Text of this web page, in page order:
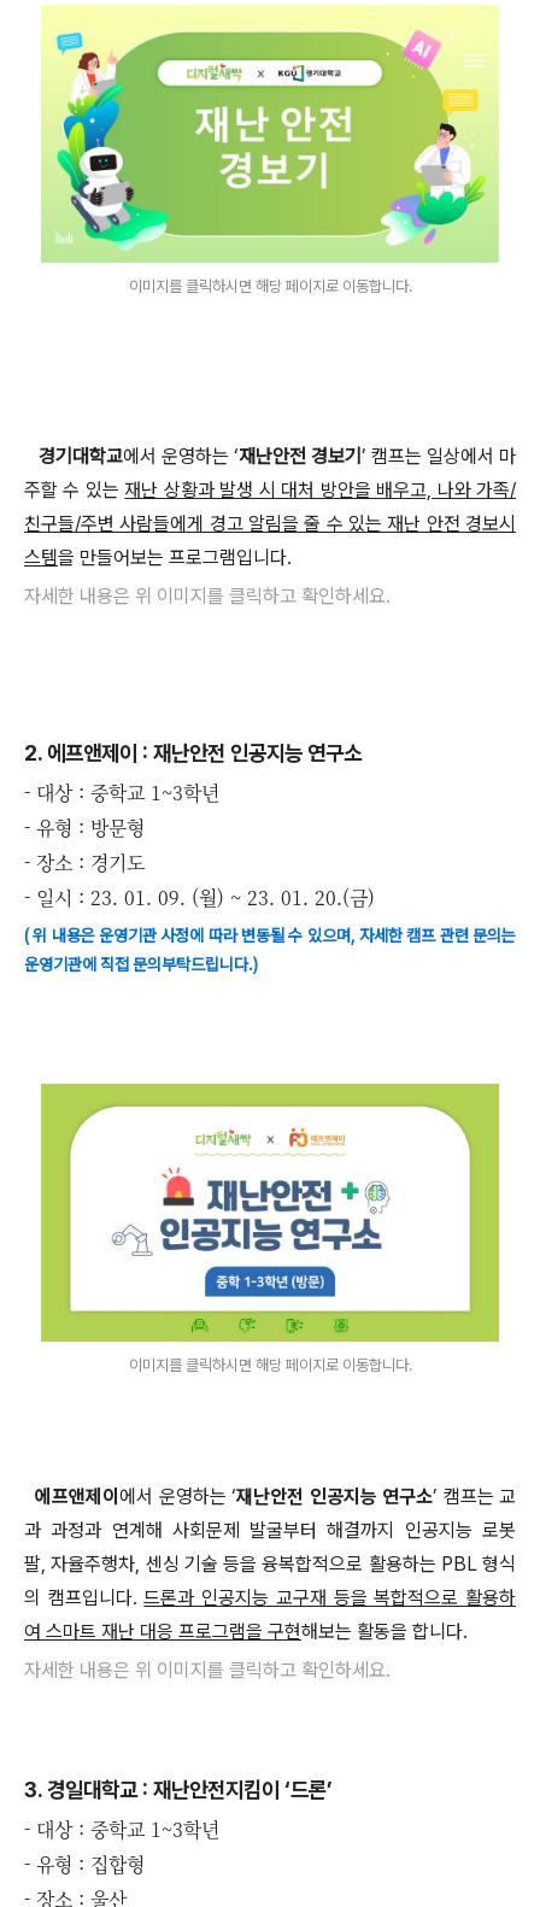
이미지를 클릭하시면 해당 페이지로 이동합니다.
경기대학교에서 운영하는 ‘재난안전 경보기 ’ 캠프는 일상에서 마
주할 수 있는 재난 상황과 발생 시 대처 방안을 배우고, 나와 가족/
친구들/주변 사람들에게 경고 알림을 줄 수 있는 재난 안전 경보시
스템을 만들어보는 프로그램입니다.
자세한 내용은 위 이미지를 클릭하고 확인하세요.
2. 에프앤제이 : 재난안전 인공지능 연구소
- 대상 : 중학교 1~3학년
- 유형 : 방문형
- 장소 : 경기도
- 일시 : 23. 01. 09. (월) ~ 23. 01. 20.(금)
( 위 내용은 운영기관 사정에 따라 변동될 수 있으며, 자세한 캠프 관련 문의는
운영기관에 직접 문의부탁드립니다.)
이미지를 클릭하시면 해당 페이지로 이동합니다.
에프앤제이 에서 운영하는 ‘재난안전 인공지능 연구소’ 캠프는 교
과 과정과 연계해 사회문제 발굴부터 해결까지 인공지능 로봇
팔, 자율주행차, 센싱 기술 등을 융복합적으로 활용하는 PBL 형식
의 캠프입니다.드론과 인공지능 교구재 등을 복합적으로 활용하
여 스마트 재난 대응 프로그램을 구현해보는 활동을 합니다.
자세한 내용은 위 이미지를 클릭하고 확인하세요.
3. 경일대학교 : 재난안전지킴이 ‘드론’
- 대상 : 중학교 1~3학년
- 유형 : 집합형
- 장소 : 울산